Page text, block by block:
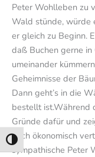
Umschalten auf hohe
Peter Wohlleben zu
Wald stünde, würde
er gleich zu Beginn.
daß Buchen gerne
umeinander
Geheimnisse der
Dann geht’s in die
bestellt ist.Während
Gründe dafür und
auch ökonomisch
sympathische Peter